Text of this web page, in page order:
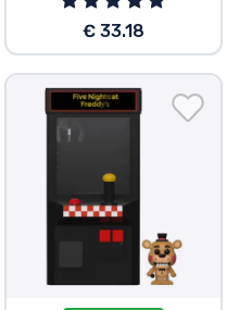
€ 33.18